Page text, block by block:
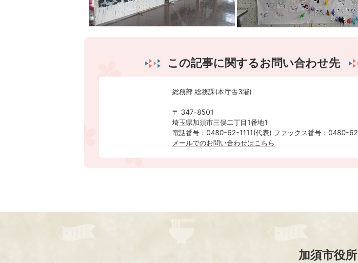
この記事に関するお問い合わせ先
総務部 総務課(本庁舎3階)
〒 347-8501
埼玉県加須市三俣二丁目1番地1
電話番号：0480-62-1111(代表) ファックス番号：0480-
メールでのお問い合わせはこちら
加須市役所